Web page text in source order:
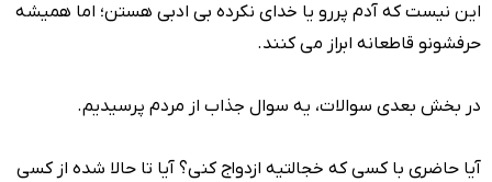
این نیست که آدم پررو یا خدای نکرده بی ادبی هستن؛ اما همیشه
حرفشونو قاطعانه ابراز می کنند.
در بخش بعدی سوالات، یه سوال جذاب از مردم پرسیدیم.
آیا حاضری با کسی که خجالتیه ازدواج کنی؟ آیا تا حالا شده از کسی